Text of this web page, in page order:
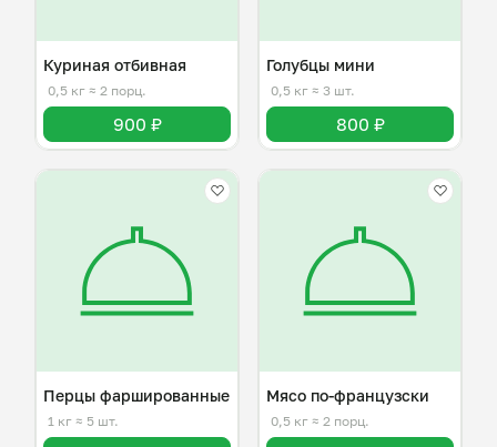
Куриная отбивная
0,5 кг ≈ 2 порц.
900 ₽
Голубцы мини
0,5 кг ≈ 3 шт.
800 ₽
Перцы фаршированные
1 кг ≈ 5 шт.
Мясо по-французски
0,5 кг ≈ 2 порц.